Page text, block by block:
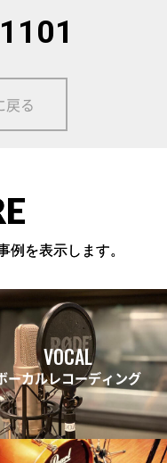
戻る
例を表示します。
VOCAL
ーカルレコーディング